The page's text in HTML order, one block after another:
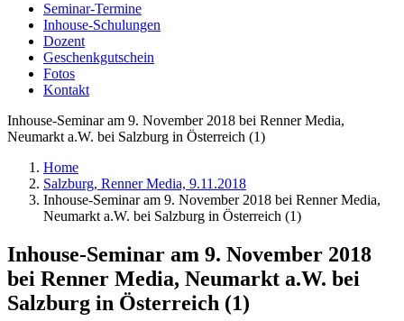
Seminar-Termine
Inhouse-Schulungen
Dozent
Geschenkgutschein
Fotos
Kontakt
Inhouse-Seminar am 9. November 2018 bei Renner Media,
Neumarkt a.W. bei Salzburg in Österreich (1)
Home
Salzburg, Renner Media, 9.11.2018
Inhouse-Seminar am 9. November 2018 bei Renner Media,
Neumarkt a.W. bei Salzburg in Österreich (1)
Inhouse-Seminar am 9. November 2018
bei Renner Media, Neumarkt a.W. bei
Salzburg in Österreich (1)